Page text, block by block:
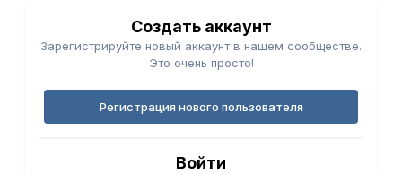
Создать аккаунт
Зарегистрируйте новый аккаунт в нашем сообществе.
Это очень просто!
Регистрация нового пользователя
Войти